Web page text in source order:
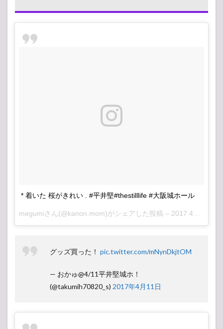
* 着いた 桜がきれい . #平井堅#thestilllife #大阪城ホール
megumiさん(@kanon.mom)がシェアした投稿 – 2017 4月 11 2:41午前 PDT
グッズ買った！ pic.twitter.com/mNynDkjtOM
— おかゅ@4/11平井堅城ホ！
(@takumih70820_s) 2017年4月11日